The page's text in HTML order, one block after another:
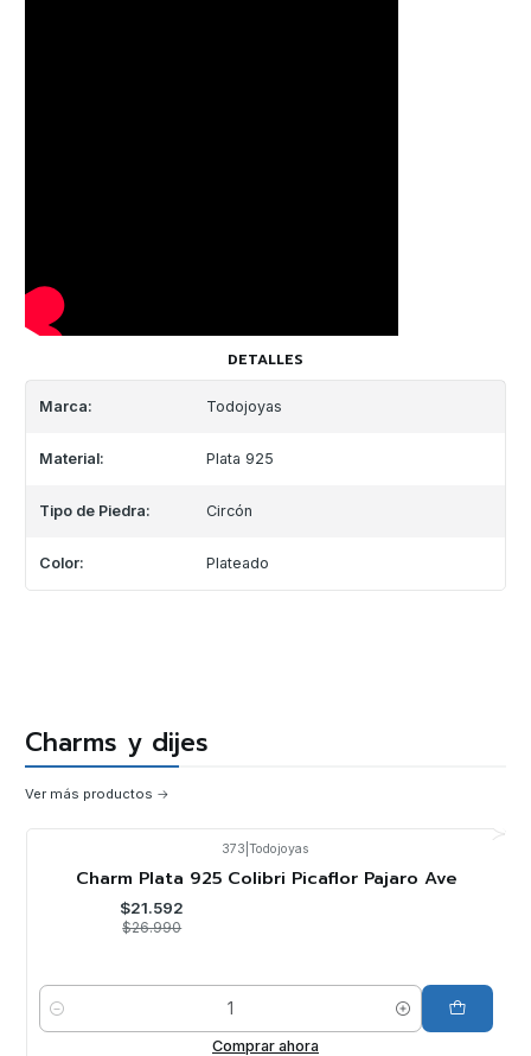
DETALLES
Marca: Todojoyas
Material: Plata 925
Tipo de Piedra: Circón
Color: Plateado
Charms y dijes
Ver más productos
373 Todojoyas
Charm Plata 925 Colibri Picaflor Pajaro Ave
$21.592
$26.990
Cantidad
Comprar ahora